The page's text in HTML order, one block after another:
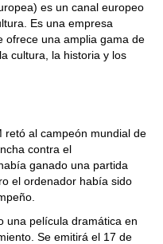
es un canal europeo
Es una empresa
ofrece una amplia gama de
cultura, la historia y los
retó al campeón mundial de
contra el
ganado una partida
el ordenador había sido
una película dramática en
Se emitirá el 17 de